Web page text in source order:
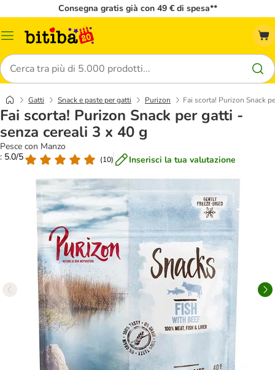
Consegna gratis già con 49 € di spesa**
Overview
Cerca
Gatti Snack e paste per gatti Purizon Fai scorta! Purizon Snack
Fai scorta! Purizon Snack per gatti -
senza cereali 3 x 40 g
Pesce con Manzo
: 5.0/5
(10) Inserisci la tua valutazione